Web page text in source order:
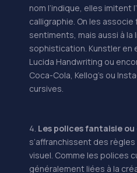
nom l’indique, elles imitent
calligraphie. On les
sentiments, mais aussi à la
sophistication. Kunstler en
Lucida Handwriting ou
Coca-Cola, Kellog’s ou
cursives.
4. Les polices fantaisie
s’affranchissent des
visuel. Comme les polices
généralement liées à la